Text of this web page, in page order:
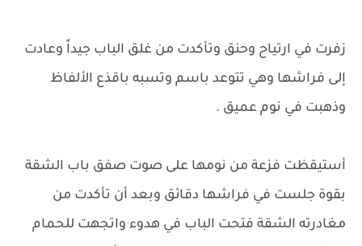
زفرت في ارتياح وحنق وتأكدت من غلق الباب جيداً وعادت
إلى فراشها وهي تتوعد باسم وتسبه باقذع الألفاظ
وذهبت في نوم عميق .
أستيقظت فزعة من نومها على صوت صفق باب الشقة
بقوة جلست في فراشها دقائق وبعد أن تأكدت من
مغادرته الشقة فتحت الباب في هدوء واتجهت للحمام